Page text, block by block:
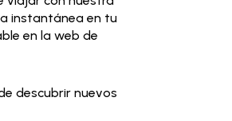
instantánea en tu
en la web de
descubrir nuevos